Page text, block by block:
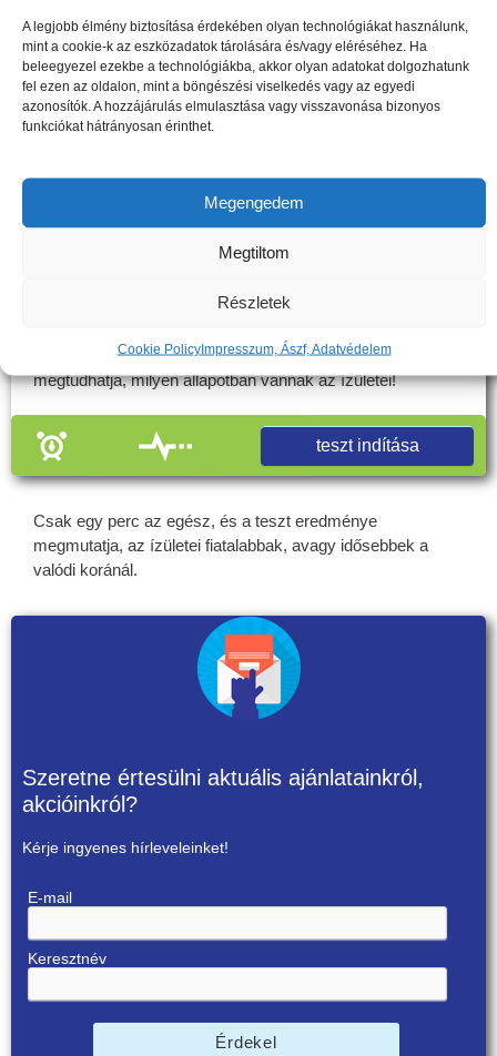
A legjobb élmény biztosítása érdekében olyan technológiákat használunk,
mint a cookie-k az eszközadatok tárolására és/vagy eléréséhez. Ha
beleegyezel ezekbe a technológiákba, akkor olyan adatokat dolgozhatunk
fel ezen az oldalon, mint a böngészési viselkedés vagy az egyedi
azonosítók. A hozzájárulás elmulasztása vagy visszavonása bizonyos
funkciókat hátrányosan érinthet.
Megengedem
Megtiltom
Részletek
Cookie PolicyImpresszum, Ászf, Adatvédelem
Néhány tipp a nyakfájás megelőzésére
Felhasználói vélemények – Éva
tapasztalatai
Artrózis - Ön mennyire
Töltse ki az alábbi tesztet, és a válaszai alapján
megtudhatja, milyen állapotban vannak az ízületei!
teszt indítása
Csak egy perc az egész, és a teszt eredménye
megmutatja, az ízületei fiatalabbak, avagy idősebbek a
valódi koránál.
Szeretne értesülni aktuális ajánlatainkról,
akcióinkról?
Kérje ingyenes hírleveleinket!
E-mail
Keresztnév
Érdekel